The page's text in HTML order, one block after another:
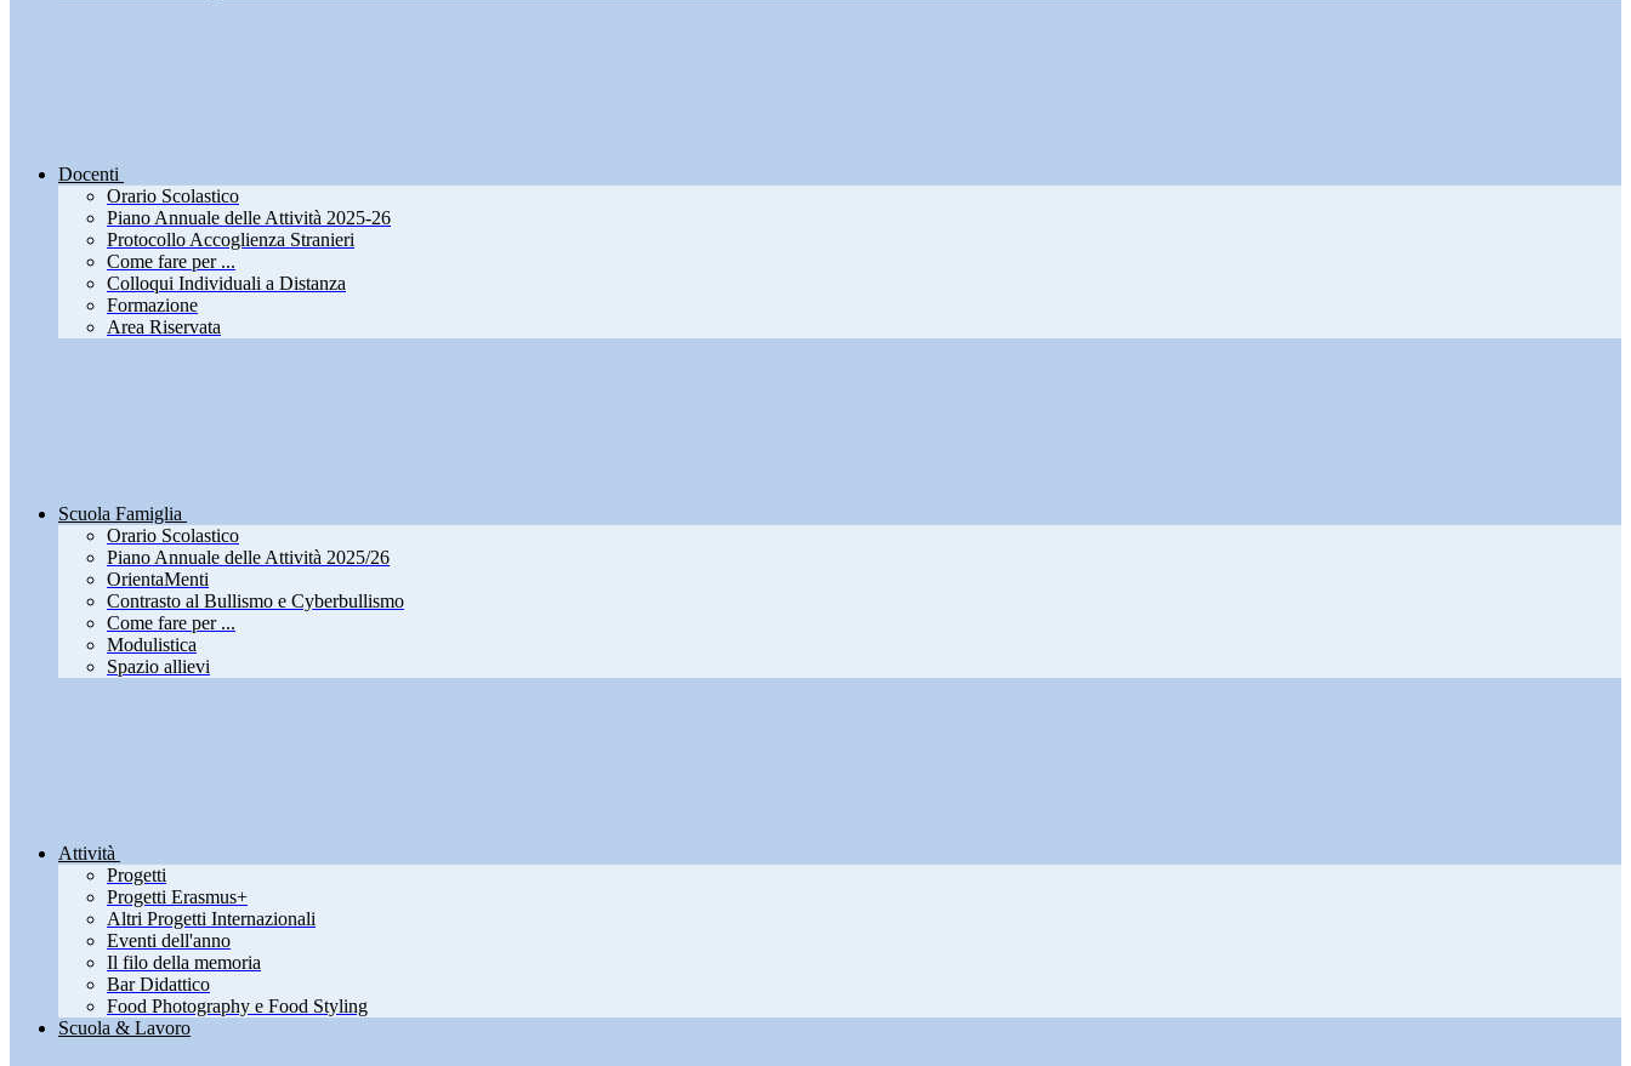
Docenti
Orario Scolastico
Piano Annuale delle Attività 2025-26
Protocollo Accoglienza Stranieri
Come fare per ...
Colloqui Individuali a Distanza
Formazione
Area Riservata
Scuola Famiglia
Orario Scolastico
Piano Annuale delle Attività 2025/26
OrientaMenti
Contrasto al Bullismo e Cyberbullismo
Come fare per ...
Modulistica
Spazio allievi
Attività
Progetti
Progetti Erasmus+
Altri Progetti Internazionali
Eventi dell'anno
Il filo della memoria
Bar Didattico
Food Photography e Food Styling
Scuola & Lavoro